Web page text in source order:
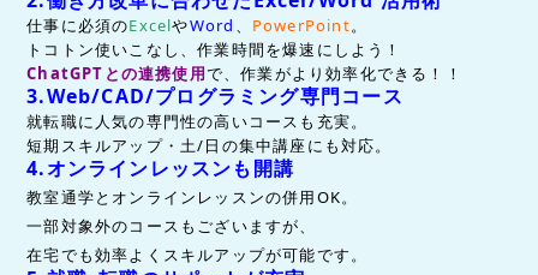
仕事に必須のExcelやWord 、 PowerPoint。
トコトン使いこなし、作業時間を爆速にしよう！
ChatGPTとの連携使用で、作業がより効率化できる！！
3.Web/CAD/プログラミング専門コース
就転職に人気の専門性の高いコースも充実。
短期スキルアップ・土/日の集中講座にも対応。
4.オンラインレッスンも開講
教室通学とオンラインレッスンの併用OK。
一部対象外のコースもございますが、
在宅でも効率よくスキルアップが可能です。